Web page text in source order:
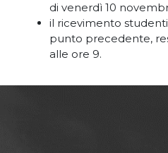
di venerdì 10
il ricevimento
punto precedente,
alle ore 9.